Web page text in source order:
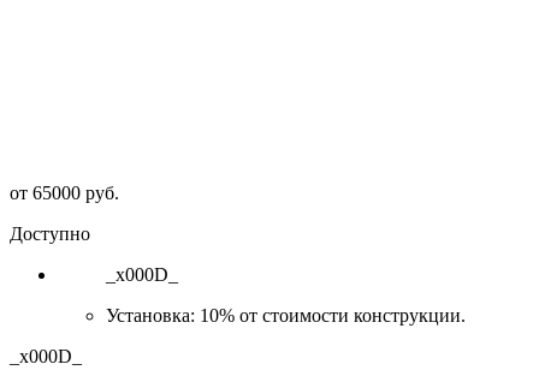
от 65000 руб.
Доступно
_x000D_
Установка: 10% от стоимости конструкции.
_x000D_